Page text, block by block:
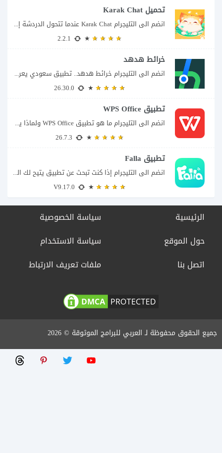
تحميل Karak Chat
انضم الى التليجرام Karak Chat عندما تتحول الدردشة إلى تجربة تفاعلية إذا كنت تبحث...
خرائط هدهد
انضم الى التليجرام خرائط هدهد.. تطبيق سعودي يعرف تفاصيل الطريق قبل أن تبدأ رحلتك...
تطبيق WPS Office
انضم الى التليجرام ما هو تطبيق WPS Office ولماذا يمكن أن يغنيك عن عدة...
تطبيق Falla
انضم الى التليجرام إذا كنت تبحث عن تطبيق يتيح لك الدخول إلى غرف دردشة...
الرئيسية
حول الموقع
اتصل بنا
سياسة الخصوصية
سياسة الاستخدام
ملفات تعريف الارتباط
جميع الحقوق محفوظة لـ العربي للبرامج الموثوقة © 2026